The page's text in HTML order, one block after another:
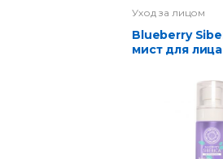
Уход за лицом
Blueberry Siberica Тоник-
мист для лица